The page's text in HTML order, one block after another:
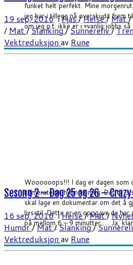
funket helt perfekt. Mine
jeg har i tillegg nå overskudd frem
om jeg p.t. ikke er i «vanlig jobb»
19 sep, 2016iFjas/Helse/ Mat/
/ Mat/Slanking/Sunnereliv/
Vektreduksjon av Rune
Woooooops!!! I dag er dagen som
kamerateam hjem til meg. Det er 3
skal lage en dokumentar om det å
livsstil. Dette er en oppgave de har
på mellom 6 – 9 minutter….. Ja,
Sesong 2 – Dag 25 og 26 –
16 sep, 2016iHelse/Mat/
Humor/Mat/Slanking/
Vektreduksjon av Rune